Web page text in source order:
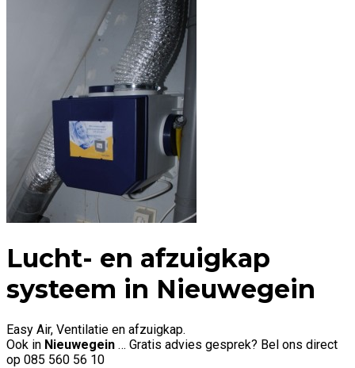
Lucht- en afzuigkap
systeem in Nieuwegein
Easy Air, Ventilatie en afzuigkap.
Ook in Nieuwegein … Gratis advies gesprek? Bel ons direct
op 085 560 56 10